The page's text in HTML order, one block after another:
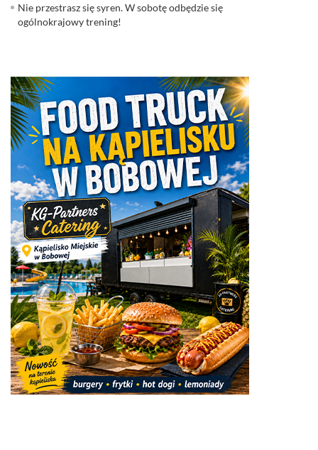
Nie przestrasz się syren. W sobotę odbędzie się
ogólnokrajowy trening!